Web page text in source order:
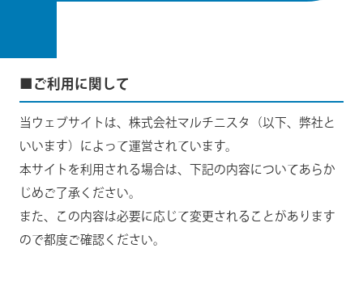
■ご利用に関して
当ウェブサイトは、株式会社マルチニスタ（以下、弊社と
いいます）によって運営されています。
本サイトを利用される場合は、下記の内容についてあらか
じめご了承ください。
また、この内容は必要に応じて変更されることがあります
ので都度ご確認ください。